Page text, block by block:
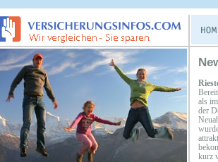
als
der
kurz